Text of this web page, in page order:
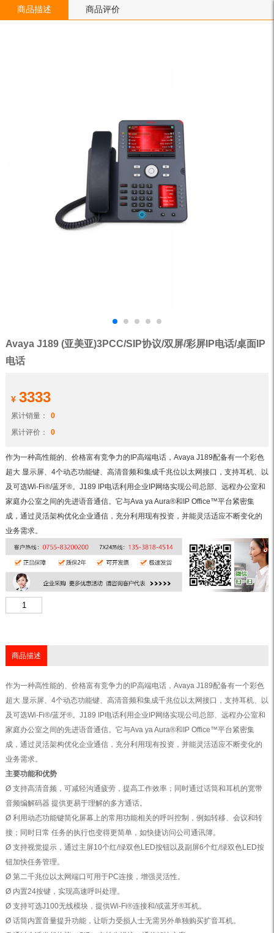
Avaya J189 (亚美亚)3PCC/SIP协议/双屏/彩屏IP电话/桌面IP
电话
¥ 3333
累计销量：
0
累计评价：
0
作为一种高性能的、价格富有竞争力的IP高端电话，Avaya J189配备有一个彩色
超大 显示屏、4个动态功能键、高清音频和集成千兆位以太网接口，支持耳机、以
及可选Wi-Fi®/蓝牙®。J189 IP电话利用企业IP网络实现公司总部、远程办公室和
家庭办公室之间的先进语音通信。它与Ava ya Aura®和IP Office™平台紧密集
成，通过灵活架构优化企业通信，充分利用现有投资，并能灵活适应不断变化的
业务需求。
商品描述
商品描述 商品评价
作为一种高性能的、价格富有竞争力的IP高端电话，Avaya J189配备有一个彩色
超大 显示屏、4个动态功能键、高清音频和集成千兆位以太网接口，支持耳机、以
及可选Wi-Fi®/蓝牙®。J189 IP电话利用企业IP网络实现公司总部、远程办公室和
家庭办公室之间的先进语音通信。它与Ava ya Aura®和IP Office™平台紧密集
成，通过灵活架构优化企业通信，充分利用现有投资，并能灵活适应不断变化的
业务需求。
主要功能和优势
Ø 支持高清音频，可减轻沟通疲劳，提高工作效率；同时通过话筒和耳机的宽带
音频编解码器 提供更易于理解的多方通话。
Ø 利用动态功能键简化屏幕上的常用功能相关的呼叫控制，例如转移、会议和转
接；同时日常 任务的执行也变得更简单，如快捷访问公司通讯簿。
Ø 支持视觉提示，通过主屏10个红/绿双色LED按钮以及副屏6个红/绿双色LED按
钮加快任务管理。
Ø 第二千兆位以太网端口可用于PC连接，增强灵活性。
Ø 内置24按键，实现高速呼叫处理。
Ø 支持可选J100无线模块，提供Wi-Fi®连接和/或蓝牙®耳机。
Ø 话筒内置音量提升功能，让听力受损人士无需另外单独购买扩音耳机。